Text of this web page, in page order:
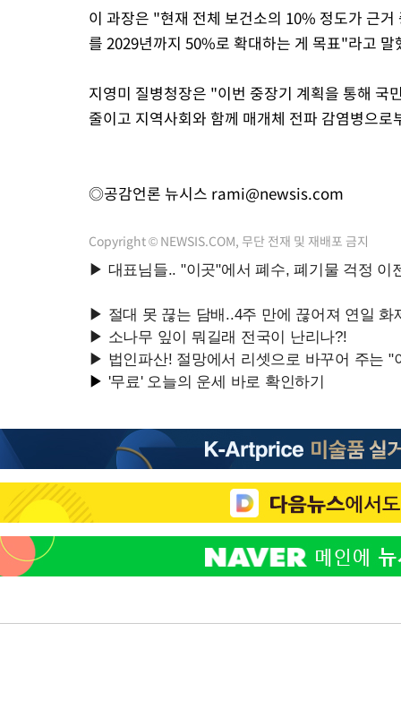
이 과장은 "현재 전체 보건소의 10% 정도가 근
를 2029년까지 50%로 확대하는 게 목표"라고 말
지영미 질병청장은 "이번 중장기 계획을 통해 국
줄이고 지역사회와 함께 매개체 전파 감염병으
◎공감언론 뉴시스 rami@newsis.com
Copyright © NEWSIS.COM, 무단 전재 및 재배포 금지